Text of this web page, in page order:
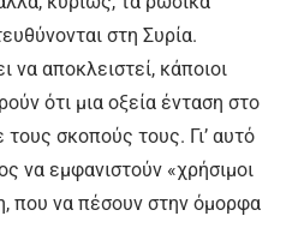
στη Συρία.
να αποκλειστεί, κάποιοι
ότι μια οξεία ένταση στο
σκοπούς τους. Γι’ αυτό
να εμφανιστούν «χρήσιμοι
που να πέσουν στην όμορφα